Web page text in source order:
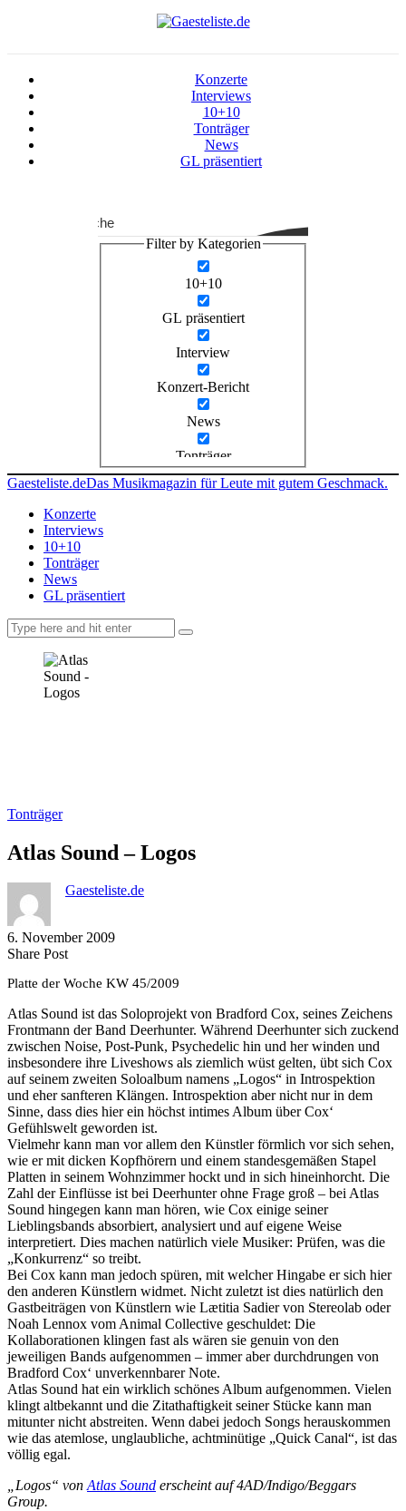
Konzerte
Interviews
10+10
Tonträger
News
GL präsentiert
Suche
Filter by Kategorien
10+10
GL präsentiert
Interview
Konzert-Bericht
News
Tonträger
Gaesteliste.deDas Musikmagazin für Leute mit gutem Geschmack.
Konzerte
Interviews
10+10
Tonträger
News
GL präsentiert
Tonträger
Atlas Sound – Logos
Gaesteliste.de
6. November 2009
Share PostShare
Facebook
Copy
to
Send
via
Platte der Woche KW 45/2009
Atlas Sound ist das Soloprojekt von Bradford Cox, seines Zeichens
Frontmann der Band Deerhunter. Während Deerhunter sich zuckend
zwischen Noise, Post-Punk, Psychedelic hin und her winden und
insbesondere ihre Liveshows als ziemlich wüst gelten, übt sich Cox
auf seinem zweiten Soloalbum namens „Logos“ in Introspektion
und eher sanfteren Klängen. Introspektion aber nicht nur in dem
Sinne, dass dies hier ein höchst intimes Album über Cox‘
Gefühlswelt geworden ist.
Vielmehr kann man vor allem den Künstler förmlich vor sich sehen,
wie er mit dicken Kopfhörern und einem standesgemäßen Stapel
Platten in seinem Wohnzimmer hockt und in sich hineinhorcht. Die
Zahl der Einflüsse ist bei Deerhunter ohne Frage groß – bei Atlas
Sound hingegen kann man hören, wie Cox einige seiner
Lieblingsbands absorbiert, analysiert und auf eigene Weise
interpretiert. Dies machen natürlich viele Musiker: Prüfen, was die
„Konkurrenz“ so treibt.
Bei Cox kann man jedoch spüren, mit welcher Hingabe er sich hier
den anderen Künstlern widmet. Nicht zuletzt ist dies natürlich den
Gastbeiträgen von Künstlern wie Lætitia Sadier von Stereolab oder
Noah Lennox vom Animal Collective geschuldet: Die
Kollaborationen klingen fast als wären sie genuin von den
jeweiligen Bands aufgenommen – immer aber durchdrungen von
Bradford Cox‘ unverkennbarer Note.
Atlas Sound hat ein wirklich schönes Album aufgenommen. Vielen
klingt altbekannt und die Zitathaftigkeit seiner Stücke kann man
mitunter nicht abstreiten. Wenn dabei jedoch Songs herauskommen
wie das atemlose, unglaubliche, achtminütige „Quick Canal“, ist das
völlig egal.
„Logos“ von Atlas Sound erscheint auf 4AD/Indigo/Beggars
Group.